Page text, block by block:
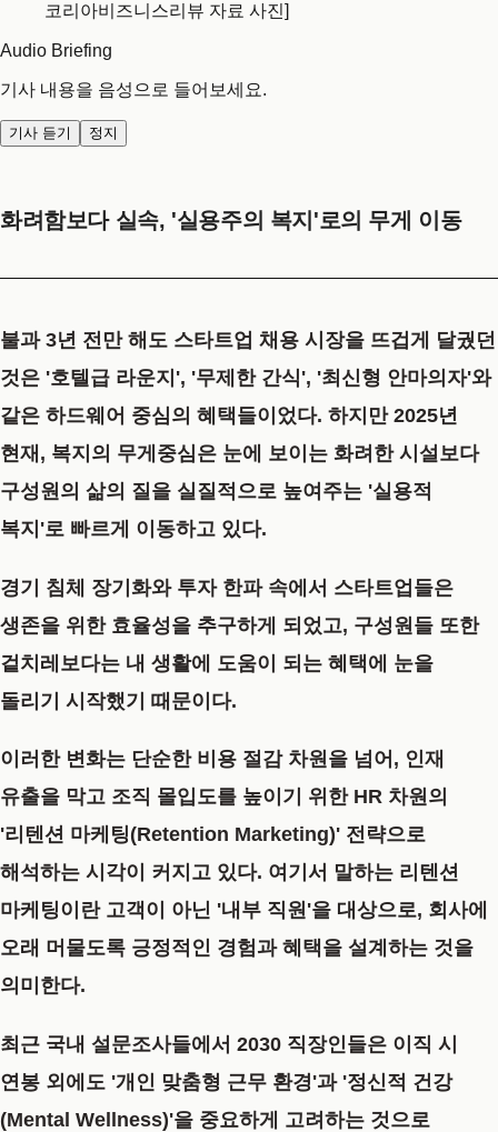
코리아비즈니스리뷰 자료 사진]
Audio Briefing
기사 내용을 음성으로 들어보세요.
기사 듣기 정지
화려함보다 실속, '실용주의 복지'로의 무게 이동
불과 3년 전만 해도 스타트업 채용 시장을 뜨겁게 달궜던
것은 '호텔급 라운지', '무제한 간식', '최신형 안마의자'와
같은 하드웨어 중심의 혜택들이었다. 하지만 2025년
현재, 복지의 무게중심은 눈에 보이는 화려한 시설보다
구성원의 삶의 질을 실질적으로 높여주는 '실용적
복지'로 빠르게 이동하고 있다.
경기 침체 장기화와 투자 한파 속에서 스타트업들은
생존을 위한 효율성을 추구하게 되었고, 구성원들 또한
겉치레보다는 내 생활에 도움이 되는 혜택에 눈을
돌리기 시작했기 때문이다.
이러한 변화는 단순한 비용 절감 차원을 넘어, 인재
유출을 막고 조직 몰입도를 높이기 위한 HR 차원의
'리텐션 마케팅(Retention Marketing)' 전략으로
해석하는 시각이 커지고 있다. 여기서 말하는 리텐션
마케팅이란 고객이 아닌 '내부 직원'을 대상으로, 회사에
오래 머물도록 긍정적인 경험과 혜택을 설계하는 것을
의미한다.
최근 국내 설문조사들에서 2030 직장인들은 이직 시
연봉 외에도 '개인 맞춤형 근무 환경'과 '정신적 건강
(Mental Wellness)'을 중요하게 고려하는 것으로